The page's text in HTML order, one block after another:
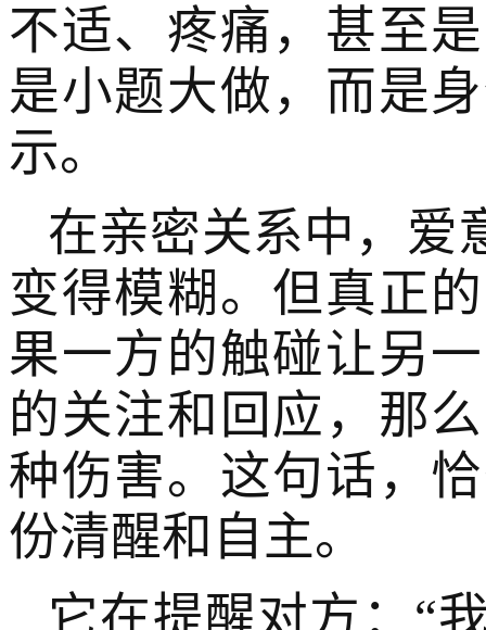
不适、疼痛，甚至
是小题大做，而是
示。
在亲密关系中，爱
变得模糊。但真正
果一方的触碰让另
的关注和回应，那
种伤害。这句话，
份清醒和自主。
它在提醒对方：“